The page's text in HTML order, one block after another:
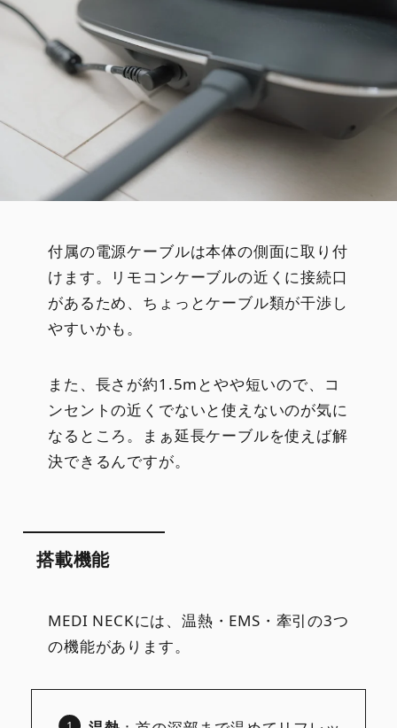
付属の電源ケーブルは本体の側面に取り付
けます。リモコンケーブルの近くに接続口
があるため、ちょっとケーブル類が干渉し
やすいかも。
また、長さが約1.5mとやや短いので、コ
ンセントの近くでないと使えないのが気に
なるところ。まぁ延長ケーブルを使えば解
決できるんですが。
搭載機能
MEDI NECKには、温熱・EMS・牽引の3つ
の機能があります。